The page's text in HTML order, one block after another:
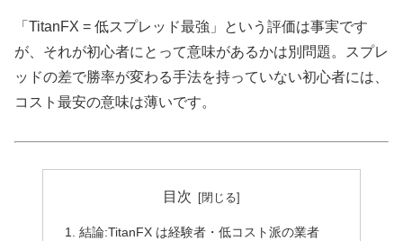
「TitanFX = 低スプレッド最強」という評価は事実です
が、それが初心者にとって意味があるかは別問題。スプレ
ッドの差で勝率が変わる手法を持っていない初心者には、
コスト最安の意味は薄いです。
目次
結論:TitanFX は経験者・低コスト派の業者